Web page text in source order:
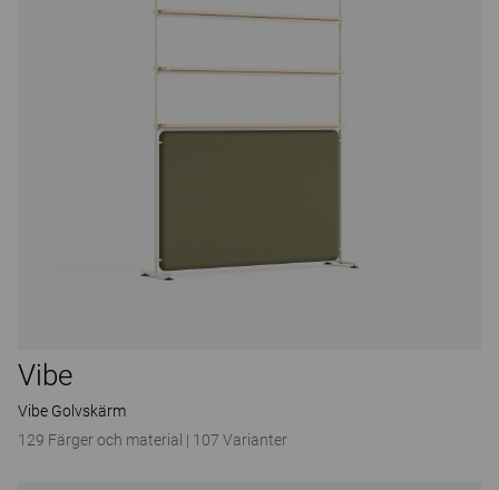
Vibe
Vibe Golvskärm
129 Färger och material | 107 Varianter